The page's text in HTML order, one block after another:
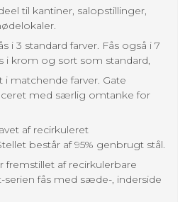
til kantiner, salopstillinger,
i 3 standard farver. Fås også i 7
i krom og sort som standard,
matchende farver. Gate
med særlig omtanke for
af recirkuleret
består af 95% genbrugt stål.
fremstillet af recirkulerbare
serien fås med sæde-, inderside